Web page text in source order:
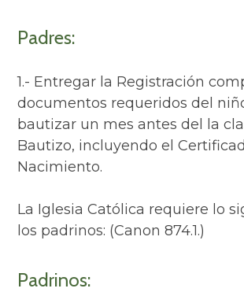
Padres:
1.- Entregar la Registración
documentos requeridos del
bautizar un mes antes del la
Bautizo, incluyendo el
Nacimiento.
La Iglesia Católica requiere lo
los padrinos: (Canon 874.1.)
Padrinos: